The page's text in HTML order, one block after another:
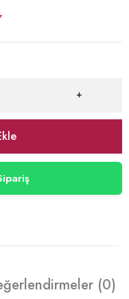
(0)